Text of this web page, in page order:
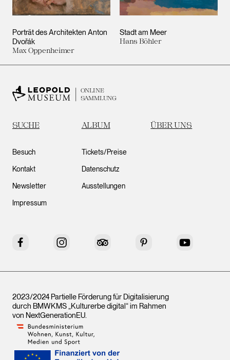
Porträt des Architekten Anton
Dvořák
Max Oppenheimer
Stadt am Meer
Hans Böhler
ONLINE
SAMMLUNG
SUCHE ALBUM ÜBER UNS
Besuch
Kontakt
Newsletter
Impressum
Tickets/Preise
Datenschutz
Ausstellungen
Facebook Instagram Tripadvisor Pinterest YouTube
2023/2024 Partielle Förderung für Digitalisierung
durch BMWKMS „Kulturerbe digital“ im Rahmen
von NextGenerationEU.